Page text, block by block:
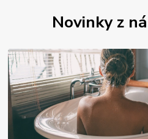
Novinky z